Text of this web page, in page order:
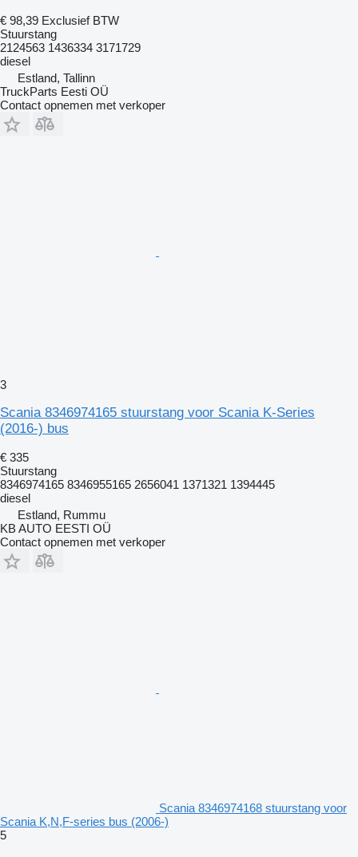
€ 98,39 Exclusief BTW
Stuurstang
2124563 1436334 3171729
diesel
Estland, Tallinn
TruckParts Eesti OÜ
Contact opnemen met verkoper
3
Scania 8346974165 stuurstang voor Scania K-Series
(2016-) bus
€ 335
Stuurstang
8346974165 8346955165 2656041 1371321 1394445
diesel
Estland, Rummu
KB AUTO EESTI OÜ
Contact opnemen met verkoper
Scania 8346974168 stuurstang voor
Scania K,N,F-series bus (2006-)
5